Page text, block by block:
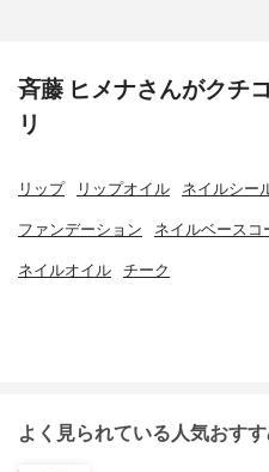
斉藤 ヒメナさんがクチ
リ
リップ リップオイル ネイルシー
ファンデーション ネイルベースコ
ネイルオイル チーク
よく見られている人気おす